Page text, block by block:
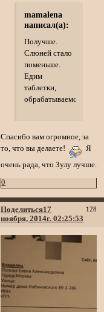
mamalena
написал(а):
Получше.
Слюней стало
поменьше.
Едим
таблетки,
обрабатываемся.
Cпасибо вам огромное, за
то, что вы делаете!
Я
очень рада, что Зулу лучше.
0
Поделиться 128
17
ноября, 2014г. 02:25:53